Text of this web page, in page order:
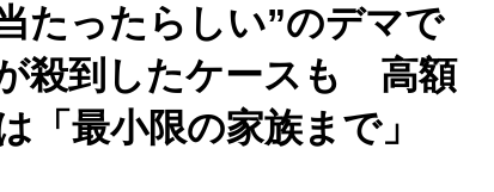
たったらしい”のデマで
殺到したケースも 高額
「最小限の家族まで」